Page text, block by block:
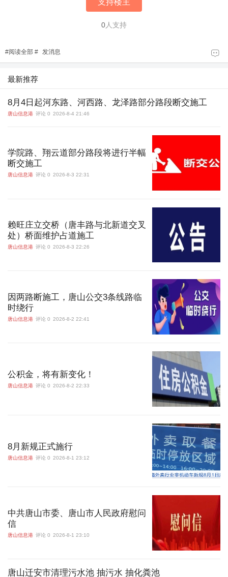
支持楼主
0人支持
#阅读全部 # 发消息
最新推荐
8月4日起河东路、河西路、龙泽路部分路段断交施工
唐山信息港 评论 0 2026-8-4 21:46
学院路、翔云道部分路段将进行半幅
断交施工
唐山信息港 评论 0 2026-8-3 22:31
赖旺庄立交桥（唐丰路与北新道交叉
处）桥面维护占道施工
唐山信息港 评论 0 2026-8-3 22:26
因两路断施工，唐山公交3条线路临
时绕行
唐山信息港 评论 0 2026-8-2 22:41
公积金，将有新变化！
唐山信息港 评论 0 2026-8-2 22:33
8月新规正式施行
唐山信息港 评论 0 2026-8-1 23:12
中共唐山市委、唐山市人民政府慰问
信
唐山信息港 评论 0 2026-8-1 23:10
唐山迁安市清理污水池 抽污水 抽化粪池